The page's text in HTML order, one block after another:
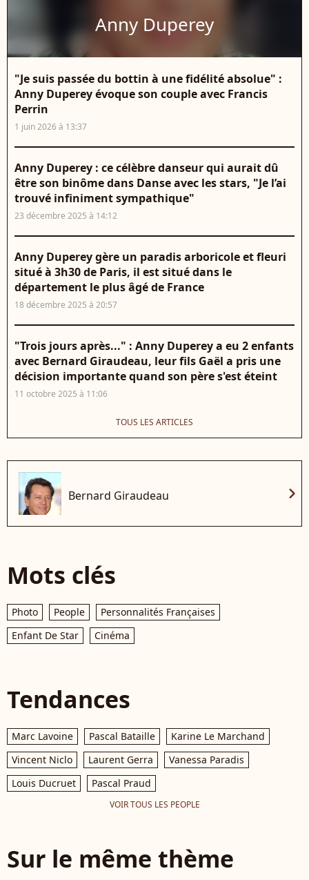
Anny Duperey
"Je suis passée du bottin à une fidélité absolue" :
Anny Duperey évoque son couple avec Francis
Perrin
1 juin 2026 à 13:37
Anny Duperey : ce célèbre danseur qui aurait dû
être son binôme dans Danse avec les stars, "Je l’ai
trouvé infiniment sympathique"
23 décembre 2025 à 14:12
Anny Duperey gère un paradis arboricole et fleuri
situé à 3h30 de Paris, il est situé dans le
département le plus âgé de France
18 décembre 2025 à 20:57
"Trois jours après..." : Anny Duperey a eu 2 enfants
avec Bernard Giraudeau, leur fils Gaël a pris une
décision importante quand son père s'est éteint
11 octobre 2025 à 11:06
TOUS LES ARTICLES
Bernard Giraudeau chevron_right
Mots clés
Photo People
Personnalités Françaises
Enfant De Star
Cinéma
Tendances
Marc Lavoine Pascal Bataille
Karine Le Marchand
Vincent Niclo
Laurent Gerra
Vanessa Paradis
Louis Ducruet
Pascal Praud
VOIR TOUS LES PEOPLE
Sur le même thème